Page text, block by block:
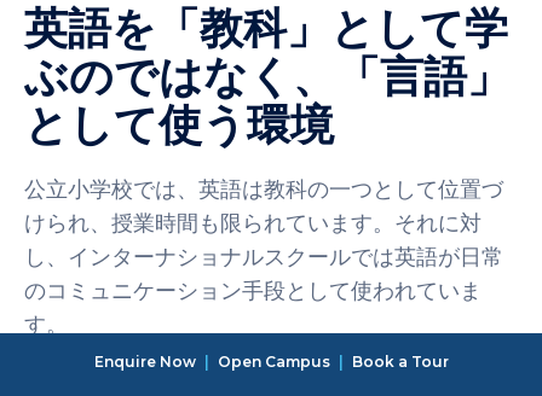
英語を「教科」として学
ぶのではなく、「言語」
として使う環境
公立小学校では、英語は教科の一つとして位置づ
けられ、授業時間も限られています。それに対
し、インターナショナルスクールでは英語が日常
のコミュニケーション手段として使われていま
す。
例えば、算数や理科、美術などの教科も全て英語
Enquire Now | Open Campus | Book a Tour